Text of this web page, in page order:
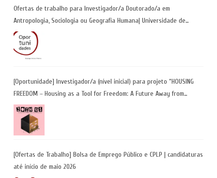
Ofertas de trabalho para Investigador/a Doutorado/a em
Antropologia, Sociologia ou Geografia Humana| Universidade de
Coimbra | Candidaturas até 29 de maio 2026
[Oportunidade] Investigador/a (nível inicial) para projeto “HOUSING
FREEDOM – Housing as a Tool for Freedom: A Future Away from
Incarceration” | até 8 de maio
[Ofertas de Trabalho] Bolsa de Emprego Público e CPLP | candidaturas
até início de maio 2026